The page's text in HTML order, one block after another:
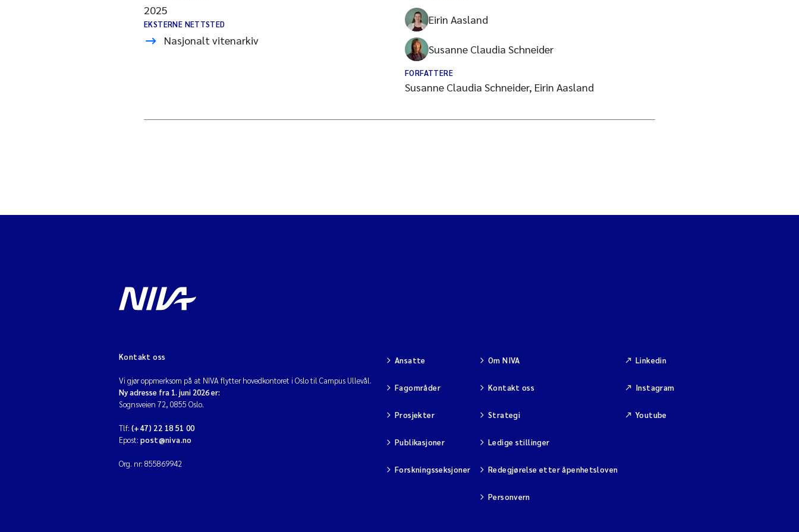
2025
EKSTERNE NETTSTED
Nasjonalt vitenarkiv
Eirin Aasland
Susanne Claudia Schneider
FORFATTERE
Susanne Claudia Schneider, Eirin Aasland
Kontakt oss
Vi gjør oppmerksom på at NIVA flytter hovedkontoret i Oslo til Campus Ullevål.
Ny adresse fra 1. juni 2026 er:
Sognsveien 72, 0855 Oslo.
Tlf: (+47) 22 18 51 00
Epost: post@niva.no
Org. nr: 855869942
Ansatte
Fagområder
Prosjekter
Publikasjoner
Forskningsseksjoner
Om NIVA
Kontakt oss
Strategi
Ledige stillinger
Redegjørelse etter åpenhetsloven
Personvern
Linkedin
Instagram
Youtube